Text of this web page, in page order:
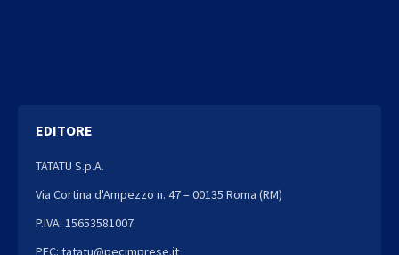
EDITORE
TATATU S.p.A.
Via Cortina d'Ampezzo n. 47 – 00135 Roma (RM)
P.IVA: 15653581007
PEC: tatatu@pecimprese.it